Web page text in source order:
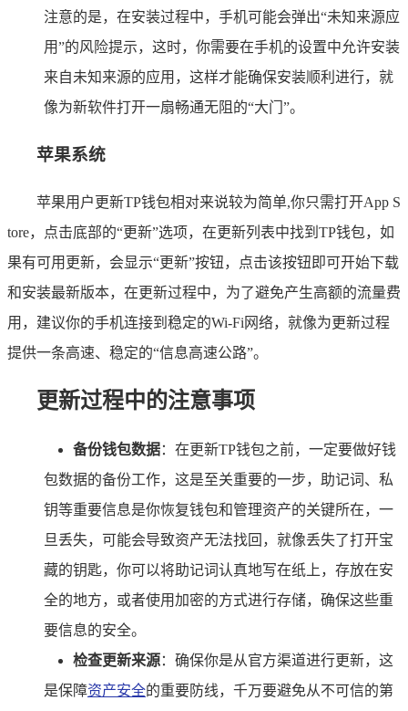
注意的是，在安装过程中，手机可能会弹出“未知来源应
用”的风险提示，这时，你需要在手机的设置中允许安装
来自未知来源的应用，这样才能确保安装顺利进行，就
像为新软件打开一扇畅通无阻的“大门”。
苹果系统
苹果用户更新TP钱包相对来说较为简单,你只需打开App S
tore，点击底部的“更新”选项，在更新列表中找到TP钱包，如
果有可用更新，会显示“更新”按钮，点击该按钮即可开始下载
和安装最新版本，在更新过程中，为了避免产生高额的流量费
用，建议你的手机连接到稳定的Wi-Fi网络，就像为更新过程
提供一条高速、稳定的“信息高速公路”。
更新过程中的注意事项
备份钱包数据：在更新TP钱包之前，一定要做好钱
包数据的备份工作，这是至关重要的一步，助记词、私
钥等重要信息是你恢复钱包和管理资产的关键所在，一
旦丢失，可能会导致资产无法找回，就像丢失了打开宝
藏的钥匙，你可以将助记词认真地写在纸上，存放在安
全的地方，或者使用加密的方式进行存储，确保这些重
要信息的安全。
检查更新来源：确保你是从官方渠道进行更新，这
是保障资产安全的重要防线，千万要避免从不可信的第